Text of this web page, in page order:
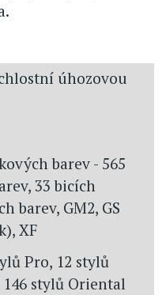
úhozovou
barev - 565
33 bicích
barev, GM2, GS
XF
Pro, 12 stylů
stylů Oriental